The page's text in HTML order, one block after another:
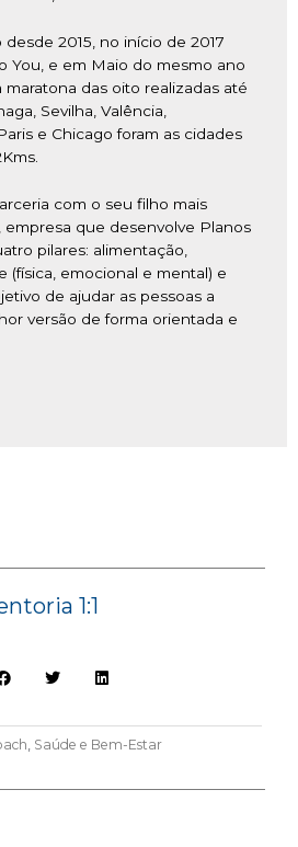
desde 2015 no início de 2017
You e em Maio do mesmo ano
maratona das oito realizadas até
Sevilha, Valência
e Chicago foram as cidades
com o seu filho mais
empresa que desenvolve Planos
pilares: alimentação,
(física, emocional e mental) e
de ajudar as pessoas a
versão de forma orientada e
1:1
Saúde e Bem-Estar